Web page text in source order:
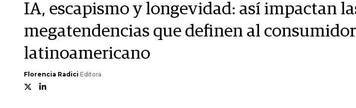
IA, escapismo y longevidad: así impactan
megatendencias que definen al consumidor
latinoamericano
Florencia Radici Editora